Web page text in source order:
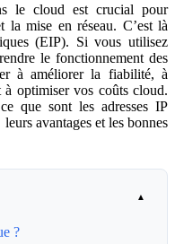
le cloud est crucial pour
la mise en réseau. C’est là
(EIP). Si vous utilisez
le fonctionnement des
à améliorer la fiabilité, à
optimiser vos coûts cloud.
que sont les adresses IP
avantages et les bonnes
?